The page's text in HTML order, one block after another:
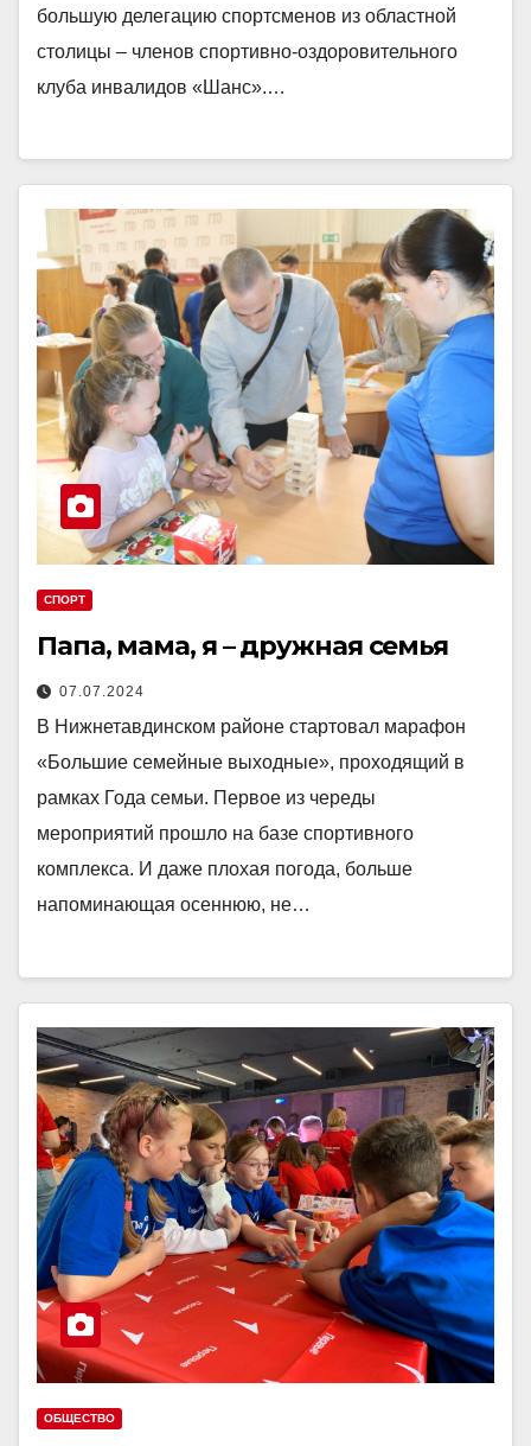
большую делегацию спортсменов из областной
столицы – членов спортивно-оздоровительного
клуба инвалидов «Шанс».…
СПОРТ
Папа, мама, я – дружная семья
07.07.2024
В Нижнетавдинском районе стартовал марафон
«Большие семейные выходные», проходящий в
рамках Года семьи. Первое из череды
мероприятий прошло на базе спортивного
комплекса. И даже плохая погода, больше
напоминающая осеннюю, не…
ОБЩЕСТВО